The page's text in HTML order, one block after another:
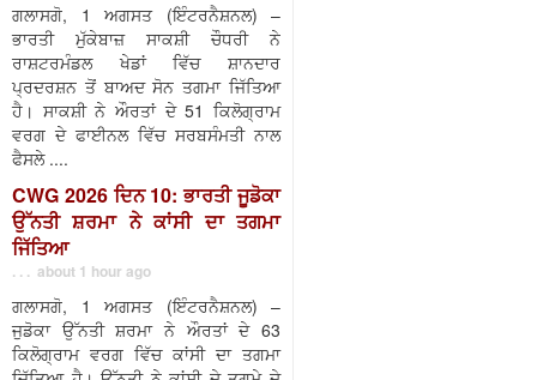
ਗਲਾਸਗੋ, 1 ਅਗਸਤ (ਇੰਟਰਨੈਸ਼ਨਲ) –
ਭਾਰਤੀ ਮੁੱਕੇਬਾਜ਼ ਸਾਕਸ਼ੀ ਚੌਧਰੀ ਨੇ
ਰਾਸ਼ਟਰਮੰਡਲ ਖੇਡਾਂ ਵਿੱਚ ਸ਼ਾਨਦਾਰ
ਪ੍ਰਦਰਸ਼ਨ ਤੋਂ ਬਾਅਦ ਸੋਨ ਤਗਮਾ ਜਿੱਤਿਆ
ਹੈ। ਸਾਕਸ਼ੀ ਨੇ ਔਰਤਾਂ ਦੇ 51 ਕਿਲੋਗ੍ਰਾਮ
ਵਰਗ ਦੇ ਫਾਈਨਲ ਵਿੱਚ ਸਰਬਸੰਮਤੀ ਨਾਲ
ਫੈਸਲੇ ....
CWG 2026 ਦਿਨ 10: ਭਾਰਤੀ ਜੂਡੋਕਾ
ਉੱਨਤੀ ਸ਼ਰਮਾ ਨੇ ਕਾਂਸੀ ਦਾ ਤਗਮਾ
ਜਿੱਤਿਆ
. . . about 1 hour ago
ਗਲਾਸਗੋ, 1 ਅਗਸਤ (ਇੰਟਰਨੈਸ਼ਨਲ) –
ਜੁਡੋਕਾ ਉੱਨਤੀ ਸ਼ਰਮਾ ਨੇ ਔਰਤਾਂ ਦੇ 63
ਕਿਲੋਗ੍ਰਾਮ ਵਰਗ ਵਿੱਚ ਕਾਂਸੀ ਦਾ ਤਗਮਾ